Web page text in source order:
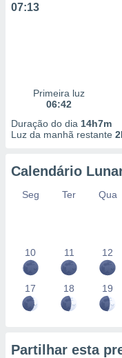
07:13
Primeira luz
06:42
Duração do dia 14h7m
Luz da manhã restante
Calendário
Seg Ter Qua
10 11 12
17 18 19
Partilhar esta